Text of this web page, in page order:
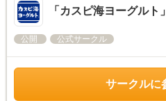
「カスピ海ヨーグルト
公開 公式サークル
サークルに